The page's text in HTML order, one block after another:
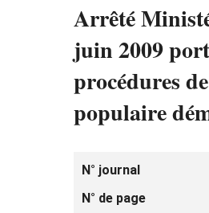
Arrêté
juin 2009
procédures
populaire
N° journal
N° de page